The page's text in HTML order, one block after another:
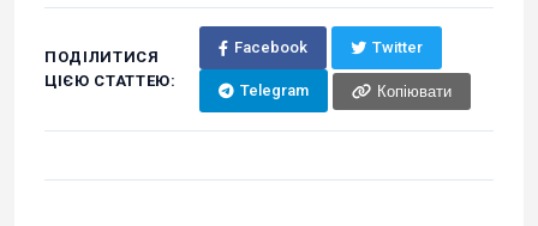
ПОДІЛИТИСЯ
ЦІЄЮ СТАТТЕЮ:
Facebook Twitter
Telegram Копіювати